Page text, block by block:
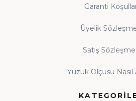
Garanti
Üyelik
Satış
Yüzük Ölçüsü Nasıl